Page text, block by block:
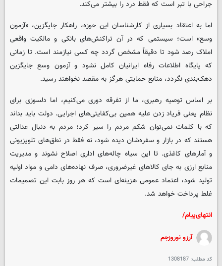
جراحی با تبر است که فقط درد را بیشتر می‌کند.
اما به اعتقاد بسیاری از کارشناسان این حوزه، راهکار جایگزین، «آزمون
وسع» است؛ سیستمی که در آن تراکنش‌های بانکی و مالکیت واقعی
املاک رصد شود تا دقیقاً مشخص گردد چه کسی نیازمند است. تا زمانی
که پایگاه اطلاعات رفاه ایرانیان کامل نشود و آزمون وسع جایگزین
دهک‌بندی نگردد، منابع حمایتی هرگز به مقصد نخواهند رسید.
بر اساس توصیه رهبری، ما از تفرقه دوری می‌کنیم، اما دلسوزی برای
نظام یعنی فریاد زدن علیه همین بی‌کفایتی‌های اجرایی. دولت باید بداند
که با کلمات نمی‌توان شکم مردم را سیر کرد؛ مردم به دنبال عدالتی
هستند که در بازار و سفره‌شان دیده شود، نه فقط در نطق‌های تلویزیونی
و آمارهای کاغذی. تا این سیاه چاله‌های اداری اصلاح نشوند و مدیریت
منابع ارزی به جای کالاهای غیرضروری، صرف نهاده‌های دامی و مواد اولیه
تولید شود، اعتماد عمومی هزینه‌ای است که هر روز بابت این تصمیمات
غلط پرداخت خواهد شد.
انتهای‌پیام/
آرزو نوروزجم
کد مطلب: 1308187